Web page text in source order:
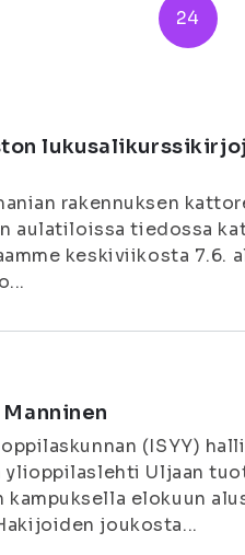
24
rakennuksen
aulatiloissa tiedossa
keskiviikosta
(ISYY)
ylioppilaslehti Uljaan
elokuun
joukosta...